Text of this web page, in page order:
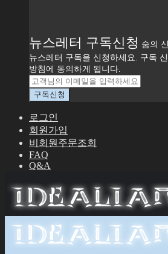
뉴스레터 구독신청 숨의
뉴스레터 구독을 신청하세요. 구독
방침에 동의하게 됩니다.
로그인
회원가입
비회원주문조회
FAQ
Q&A